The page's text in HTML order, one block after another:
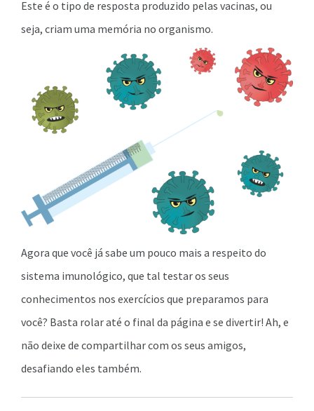
Este é o tipo de resposta produzido pelas vacinas, ou
seja, criam uma memória no organismo.
Agora que você já sabe um pouco mais a respeito do
sistema imunológico, que tal testar os seus
conhecimentos nos exercícios que preparamos para
você? Basta rolar até o final da página e se divertir! Ah, e
não deixe de compartilhar com os seus amigos,
desafiando eles também.